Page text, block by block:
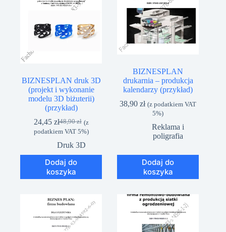
BIZNESPLAN druk 3D
(projekt i wykonanie
modelu 3D biżuterii)
(przykład)
48,90zł
Pierwotna
cena
wynosiła:
48,90 zł.
24,45 złAktualna
cena
wynosi:
24,45 zł.
(z
podatkiem VAT 5%)
Druk 3D
Dodaj do
koszyka
BIZNESPLAN
drukarnia – produkcja
kalendarzy (przykład)
38,90zł (z podatkiem VAT
5%)
Reklama i
poligrafia
Dodaj do
koszyka